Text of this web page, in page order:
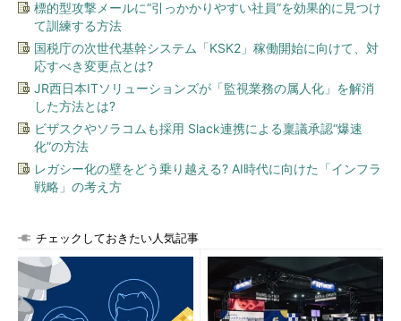
る。
トに分割され、ルータからルータに転送されなが
ンクはすべての通信で共有されるため、コスト的
に有利であるが、パケットの届く順序やタイミン
グなどは保証されない。
標的型攻撃メールに“引っかかりやすい社員”を効果的に見つけ
て訓練する方法
国税庁の次世代基幹システム「KSK2」稼働開始に向けて、対
応すべき変更点とは?
JR西日本ITソリューションズが「監視業務の属人化」を解消
した方法とは?
ビザスクやソラコムも採用 Slack連携による稟議承認“爆速
化”の方法
レガシー化の壁をどう乗り越える? AI時代に向けた「インフラ
戦略」の考え方
チェックしておきたい人気記事